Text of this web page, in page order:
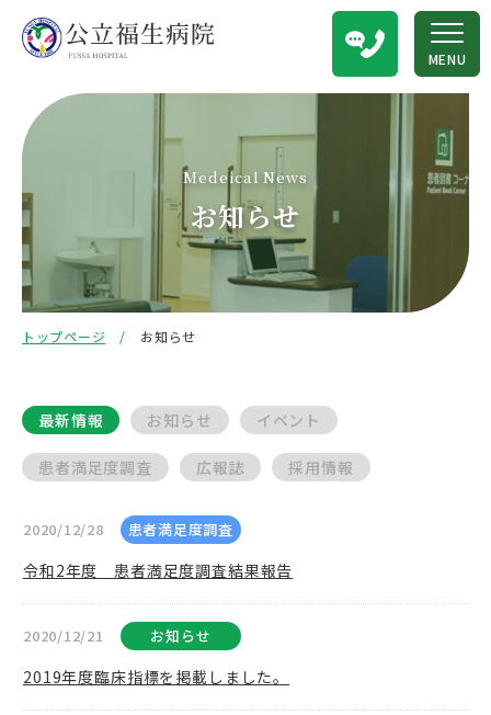
MENU
Medeical News
お知らせ
トップページ お知らせ
最新情報 お知らせ イベント
患者満足度調査 広報誌 採用情報
2020/12/28 患者満足度調査
令和2年度 患者満足度調査結果報告
2020/12/21 お知らせ
2019年度臨床指標を掲載しました。